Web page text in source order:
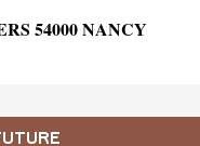
54000 NANCY